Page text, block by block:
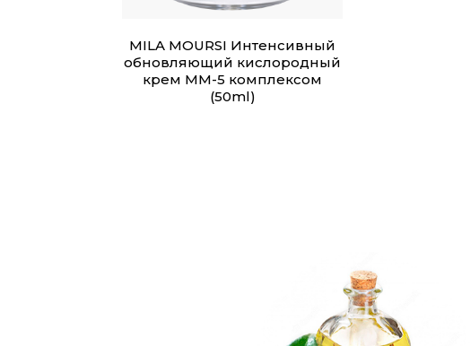
MILA MOURSI Интенсивный
обновляющий кислородный
крем ММ-5 комплексом
(50ml)